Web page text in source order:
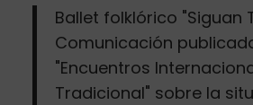
Ballet folklórico "Siguan
Comunicación
"Encuentros
Tradicional" sobre la